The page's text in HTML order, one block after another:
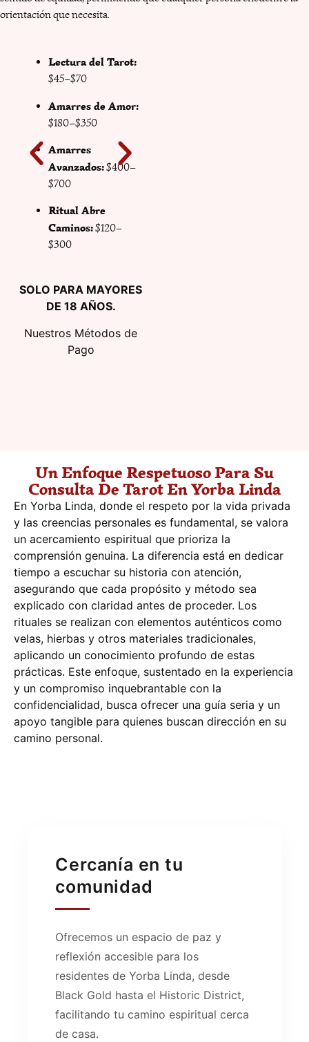
orientación que necesita.
Lectura del Tarot:
$45–$70
Amarres de Amor:
$180–$350
Amarres
Avanzados:$400–
$700
Ritual Abre
Caminos:$120–
$300
SOLO PARA MAYORES
DE 18 AÑOS.
Nuestros Métodos de
Pago
Un Enfoque Respetuoso Para Su
Consulta De Tarot En Yorba Linda
En Yorba Linda, donde el respeto por la vida privada
y las creencias personales es fundamental, se valora
un acercamiento espiritual que prioriza la
comprensión genuina. La diferencia está en dedicar
tiempo a escuchar su historia con atención,
asegurando que cada propósito y método sea
explicado con claridad antes de proceder. Los
rituales se realizan con elementos auténticos como
velas, hierbas y otros materiales tradicionales,
aplicando un conocimiento profundo de estas
prácticas. Este enfoque, sustentado en la experiencia
y un compromiso inquebrantable con la
confidencialidad, busca ofrecer una guía seria y un
apoyo tangible para quienes buscan dirección en su
camino personal.
Cercanía en tu
comunidad
Ofrecemos un espacio de paz y
reflexión accesible para los
residentes de Yorba Linda, desde
Black Gold hasta el Historic District,
facilitando tu camino espiritual cerca
de casa.